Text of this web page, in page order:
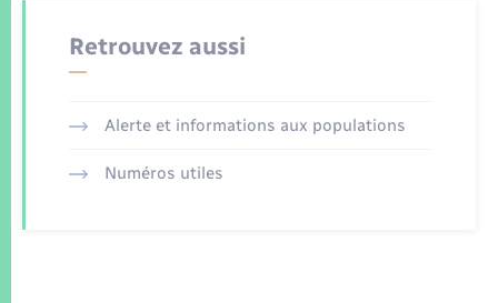
Retrouvez aussi
Alerte et informations aux populations
Numéros utiles